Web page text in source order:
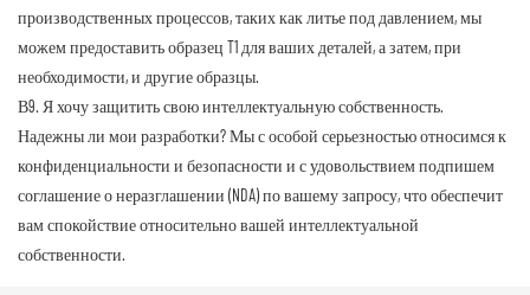
производственных процессов, таких как литье под давлением, мы
можем предоставить образец T1 для ваших деталей, а затем, при
необходимости, и другие образцы.
В9. Я хочу защитить свою интеллектуальную собственность.
Надежны ли мои разработки?Мы с особой серьезностью относимся к
конфиденциальности и безопасности и с удовольствием подпишем
соглашение о неразглашении (NDA) по вашему запросу, что обеспечит
вам спокойствие относительно вашей интеллектуальной
собственности.